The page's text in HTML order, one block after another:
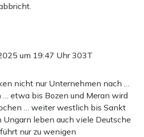
um 19:47 Uhr303T
nicht nur Unternehmen nach …
… etwa bis Bozen und Meran wird
… weiter westlich bis Sankt
Ungarn leben auch viele Deutsche
führt nur zu wenigen